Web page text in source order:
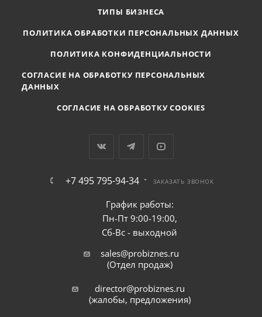
ТИПЫ БИЗНЕСА
ПОЛИТИКА ОБРАБОТКИ ПЕРСОНАЛЬНЫХ ДАННЫХ
ПОЛИТИКА КОНФИДЕНЦИАЛЬНОСТИ
СОГЛАСИЕ НА ОБРАБОТКУ ПЕРСОНАЛЬНЫХ
ДАННЫХ
СОГЛАСИЕ НА ОБРАБОТКУ COOKIES
+7 495 795-94-34 ЗАКАЗАТЬ ЗВОНОК
График работы:
Пн-Пт 9:00-19:00,
Сб-Вс - выходной
sales@probiznes.ru
(Отдел продаж)
director@probiznes.ru
(жалобы, предложения)